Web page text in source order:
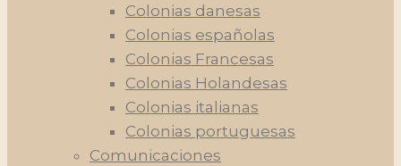
Colonias danesas
Colonias españolas
Colonias Francesas
Colonias Holandesas
Colonias italianas
Colonias portuguesas
Comunicaciones